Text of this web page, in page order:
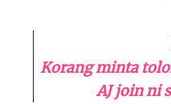
Korang minta
AJ join ni